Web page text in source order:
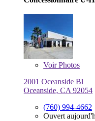
VoirPhotos
2001 Oceanside Bl
Oceanside, CA 92054
(760) 994-4662
Ouvert